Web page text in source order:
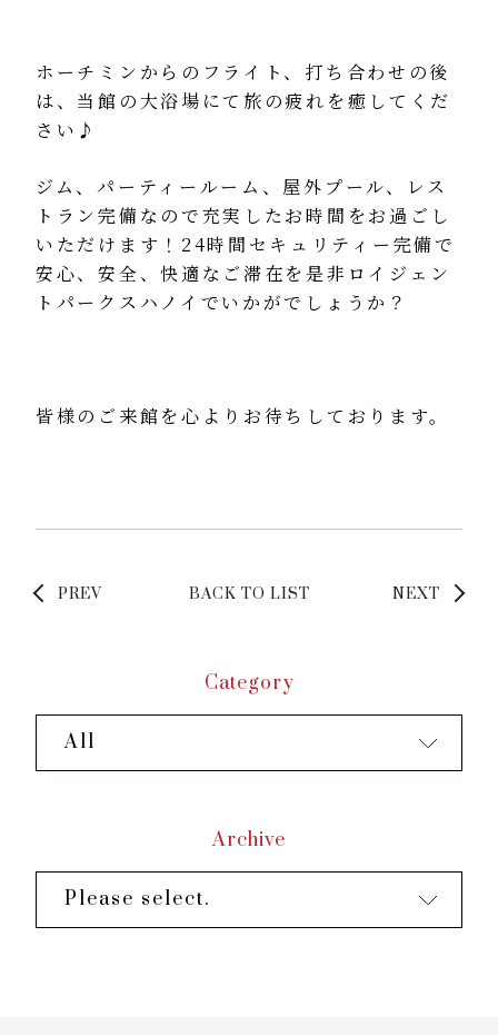
ホーチミンからのフライト、打ち合わせの後
は、当館の大浴場にて旅の疲れを癒してくだ
さい♪
ジム、パーティールーム、屋外プール、レス
トラン完備なので充実したお時間をお過ごし
いただけます！24時間セキュリティー完備で
安心、安全、快適なご滞在を是非ロイジェン
トパークスハノイでいかがでしょうか？
皆様のご来館を心よりお待ちしております。
PREV BACK TO LIST NEXT
Category
All
Archive
Please select.